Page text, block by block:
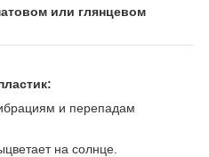
или глянцевом
и перепадам
на солнце.